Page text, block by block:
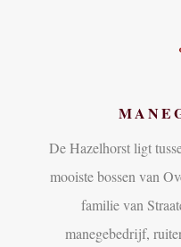
De Hazelhorst ligt
mooiste bossen van
familie van
manegebedrijf,